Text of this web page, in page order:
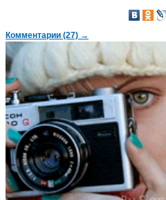
Комментарии (27) →